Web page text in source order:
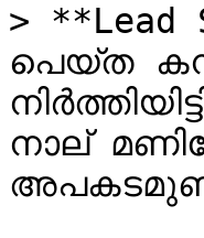
> **Lead
പെയ്ത
നാല്